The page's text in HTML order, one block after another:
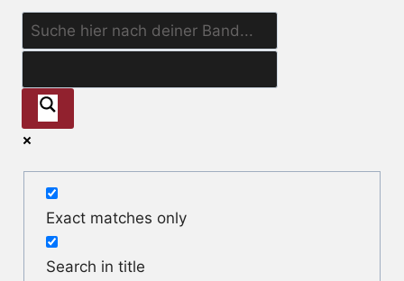
Exact matches only
Search in title